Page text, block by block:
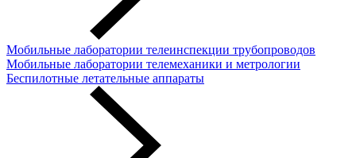
Мобильные лаборатории телеинспекции трубопроводов
Мобильные лаборатории телемеханики и метрологии
Беспилотные летательные аппараты